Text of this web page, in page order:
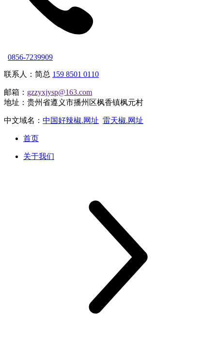
0856-7239909
联系人：简总 159 8501 0110
邮箱： gzzyxjysp@163.com
地址：贵州省遵义市播州区枫香镇枫元村
中文域名： 中国好辣椒.网址 雷天椒.网址
首页
关于我们